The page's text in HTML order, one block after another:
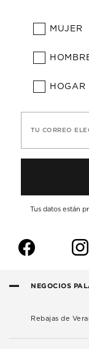
MUJER
HOGAR
TU CORREO
Tus datos están
f i
NEGOCIOS
Rebajas de